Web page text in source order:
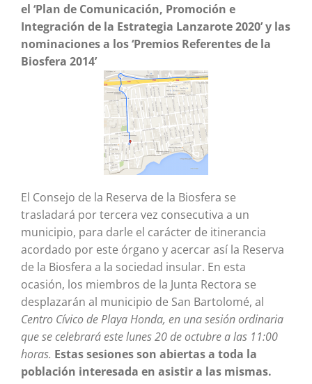
el ‘Plan de Comunicación, Promoción e
Integración de la Estrategia Lanzarote 2020’ y las
nominaciones a los ‘Premios Referentes de la
Biosfera 2014’
El Consejo de la Reserva de la Biosfera se
trasladará por tercera vez consecutiva a un
municipio, para darle el carácter de itinerancia
acordado por este órgano y acercar así la Reserva
de la Biosfera a la sociedad insular. En esta
ocasión, los miembros de la Junta Rectora se
desplazarán al municipio de San Bartolomé, al
Centro Cívico de Playa Honda, en una sesión ordinaria
que se celebrará este lunes 20 de octubre a las 11:00
horas. Estas sesiones son abiertas a toda la
población interesada en asistir a las mismas.